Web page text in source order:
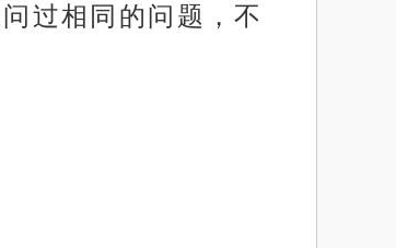
过相同的问题，不